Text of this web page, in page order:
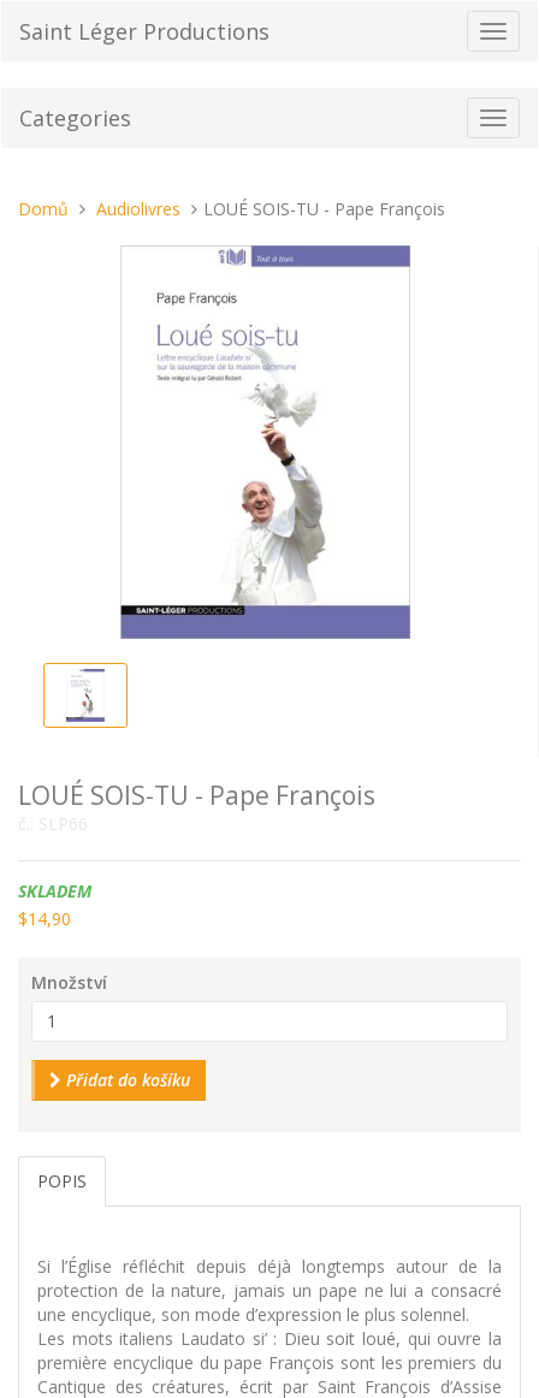
Saint Léger Productions
Categories
Nacházíte
Domů Audiolivres LOUÉ SOIS-TU - Pape François
LOUÉ SOIS-TU - Pape François
č.: SLP66
Dostupnost:
SKLADEM
$14,90
Množství
Přidat do košíku
POPIS
Si l’Église réfléchit depuis déjà longtemps autour de la
protection de la nature, jamais un pape ne lui a consacré
une encyclique, son mode d’expression le plus solennel.
Les mots italiens Laudato si’ : Dieu soit loué, qui ouvre la
première encyclique du pape François sont les premiers du
Cantique des créatures, écrit par Saint François d’Assise